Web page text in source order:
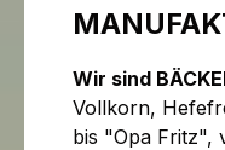
Wir sind
Vollkorn,
bis "Opa Fritz",